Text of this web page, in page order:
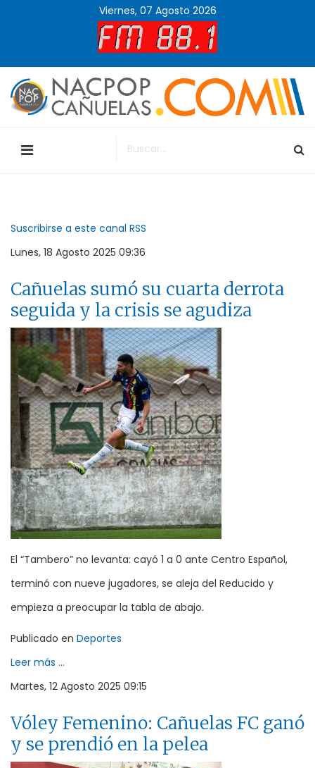
Viernes, 07 Agosto 2026
Suscribirse a este canal RSS
Lunes, 18 Agosto 2025 09:36
Cañuelas sumó su cuarta derrota
seguida y la crisis se agudiza
El “Tambero” no levanta: cayó 1 a 0 ante Centro Español,
terminó con nueve jugadores, se aleja del Reducido y
empieza a preocupar la tabla de abajo.
Publicado en Deportes
Leer más ...
Martes, 12 Agosto 2025 09:15
Vóley Femenino: Cañuelas FC ganó
y se prendió en la pelea